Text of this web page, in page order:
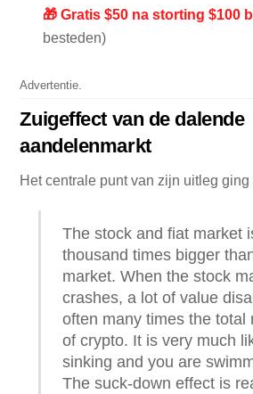
🎁 Gratis $50 na storting $100
besteden)
Advertentie.
Zuigeffect van de dalende
aandelenmarkt
Het centrale punt van zijn uitleg ging
The stock and fiat market
thousand times bigger
market. When the stock
crashes, a lot of value
often many times the total
of crypto. It is very much
sinking and you are
The suck-down effect is